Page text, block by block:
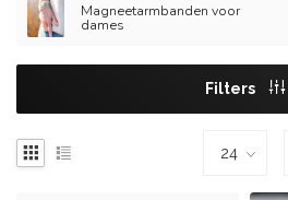
Magneetarmbanden voor
dames
Filters